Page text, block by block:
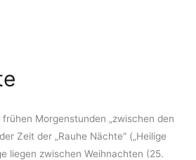
Morgenstunden „zwischen den
Zeit der „Rauhe Nächte“ („Heilige
liegen zwischen Weihnachten (25.